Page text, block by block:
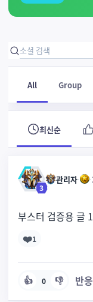
All Group
최신순
3
관리자· ·
부스터 검증용 글
❤️1
👍 0 👎 반응